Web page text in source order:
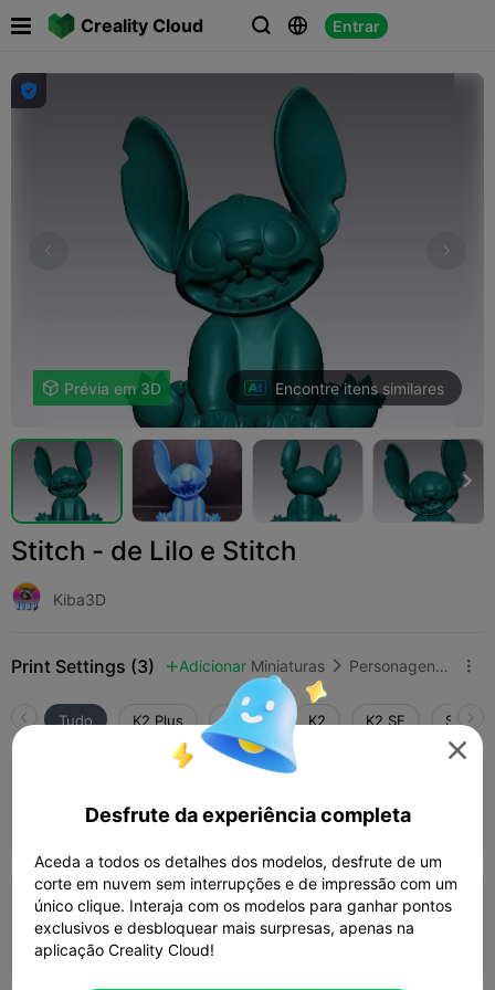
Creality Cloud   Entrar
 

 Prévia em 3D Encontre itens similares

Stitch - de Lilo e Stitch
Kiba3D
Print Settings (3)  Adicionar Miniaturas  Personagens e Criaturas 
Tudo K2 Plus K2 Pro K2 K2 SE
preenchimento
 01h 28m  1 plates  30.72g
Camada de 0,2 mm, 3 paredes, 15% de
preenchimento
 43m 56s  1 plates

Desfrute da experiência completa
Aceda a todos os detalhes dos modelos, desfrute de um
corte em nuvem sem interrupções e de impressão com um
único clique. Interaja com os modelos para ganhar pontos
exclusivos e desbloquear mais surpresas, apenas na
aplicação Creality Cloud!